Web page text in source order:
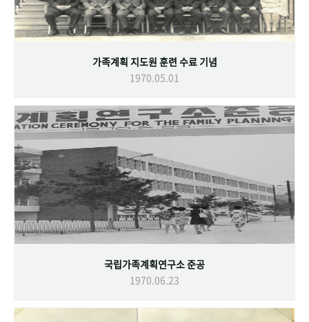
가족계획 지도원 훈련 수료 기념
1970.05.01
국립가족계획연구소 준공
1970.06.23